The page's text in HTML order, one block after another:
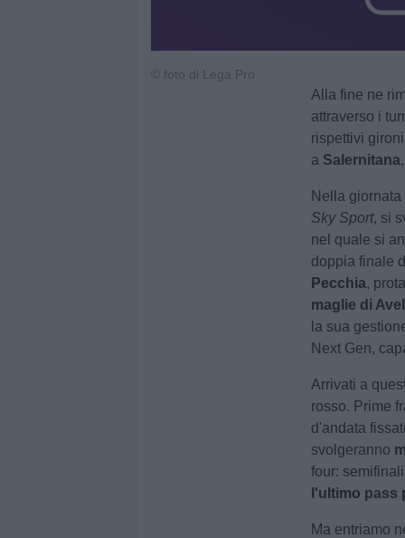
© foto di Lega Pro
Alla fine ne
attraverso i
rispettivi
a Salernitana,
Nella giornata
Sky Sport, si
nel quale si
doppia finale
Pecchia,
maglie di
la sua
Next Gen,
Arrivati a
rosso. Prime
d'andata
svolgeranno
four:
l'ultimo pass
Ma entriamo